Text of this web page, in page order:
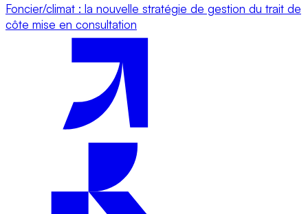
Foncier/climat : la nouvelle stratégie de gestion du trait de
côte mise en consultation